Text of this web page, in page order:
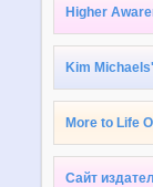
Higher
Kim
More to Life
Сайт